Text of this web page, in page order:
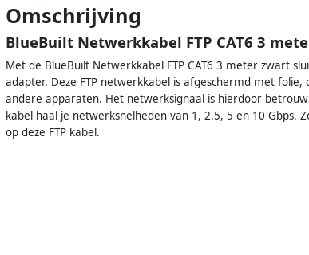
Omschrijving
BlueBuilt Netwerkkabel FTP CAT6 3
Met de BlueBuilt Netwerkkabel FTP CAT6 3 meter zwart
adapter. Deze FTP netwerkkabel is afgeschermd met
andere apparaten. Het netwerksignaal is hierdoor
kabel haal je netwerksnelheden van 1, 2.5, 5 en 10 Gbps.
op deze FTP kabel.